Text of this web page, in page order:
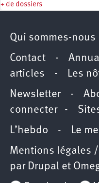
+ de dossiers
Qui sommes-nous
Contact -
articles - Les
Newsletter-
connecter-
L’hebdo - Le
Mentions légales
par Drupal et